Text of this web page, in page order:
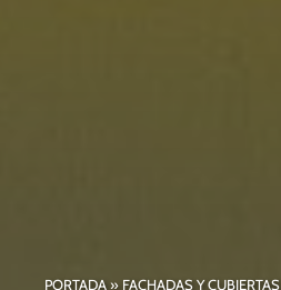
PORTADA» FACHADAS Y CUBIERTAS